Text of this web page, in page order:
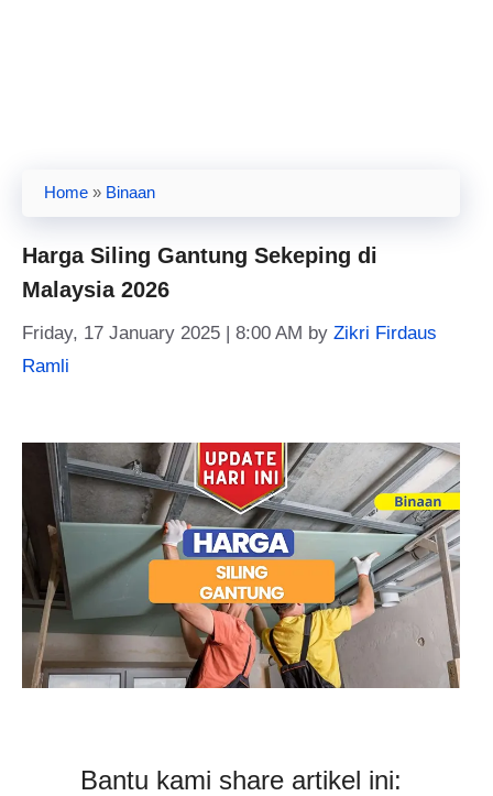
Home » Binaan
Harga Siling Gantung Sekeping di
Malaysia 2026
Friday, 17 January 2025 | 8:00 AM by Zikri Firdaus
Ramli
Bantu kami share artikel ini: